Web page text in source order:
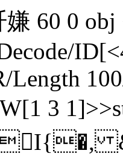
60 0
ID[
Length
3
&-敛\